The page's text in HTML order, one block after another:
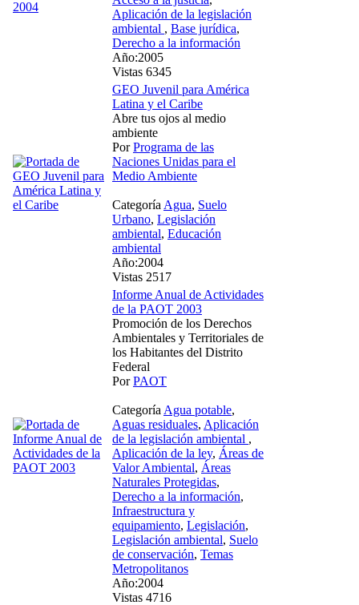
Aplicación de la legislación
ambiental , Base jurídica,
Derecho a la información
Año:2005
Vistas 6345
GEO Juvenil para América
Latina y el Caribe
Abre tus ojos al medio
ambiente
PorPrograma de las
Naciones Unidas para el
Medio Ambiente
Categoría Agua, Suelo
Urbano, Legislación
ambiental, Educación
ambiental
Año:2004
Vistas 2517
Informe Anual de Actividades
de la PAOT 2003
Promoción de los Derechos
Ambientales y Territoriales de
los Habitantes del Distrito
Federal
PorPAOT
Categoría Agua potable,
Aguas residuales, Aplicación
de la legislación ambiental ,
Aplicación de la ley, Áreas de
Valor Ambiental, Áreas
Naturales Protegidas,
Derecho a la información,
Infraestructura y
equipamiento, Legislación,
Legislación ambiental, Suelo
de conservación, Temas
Metropolitanos
Año:2004
Vistas 4716